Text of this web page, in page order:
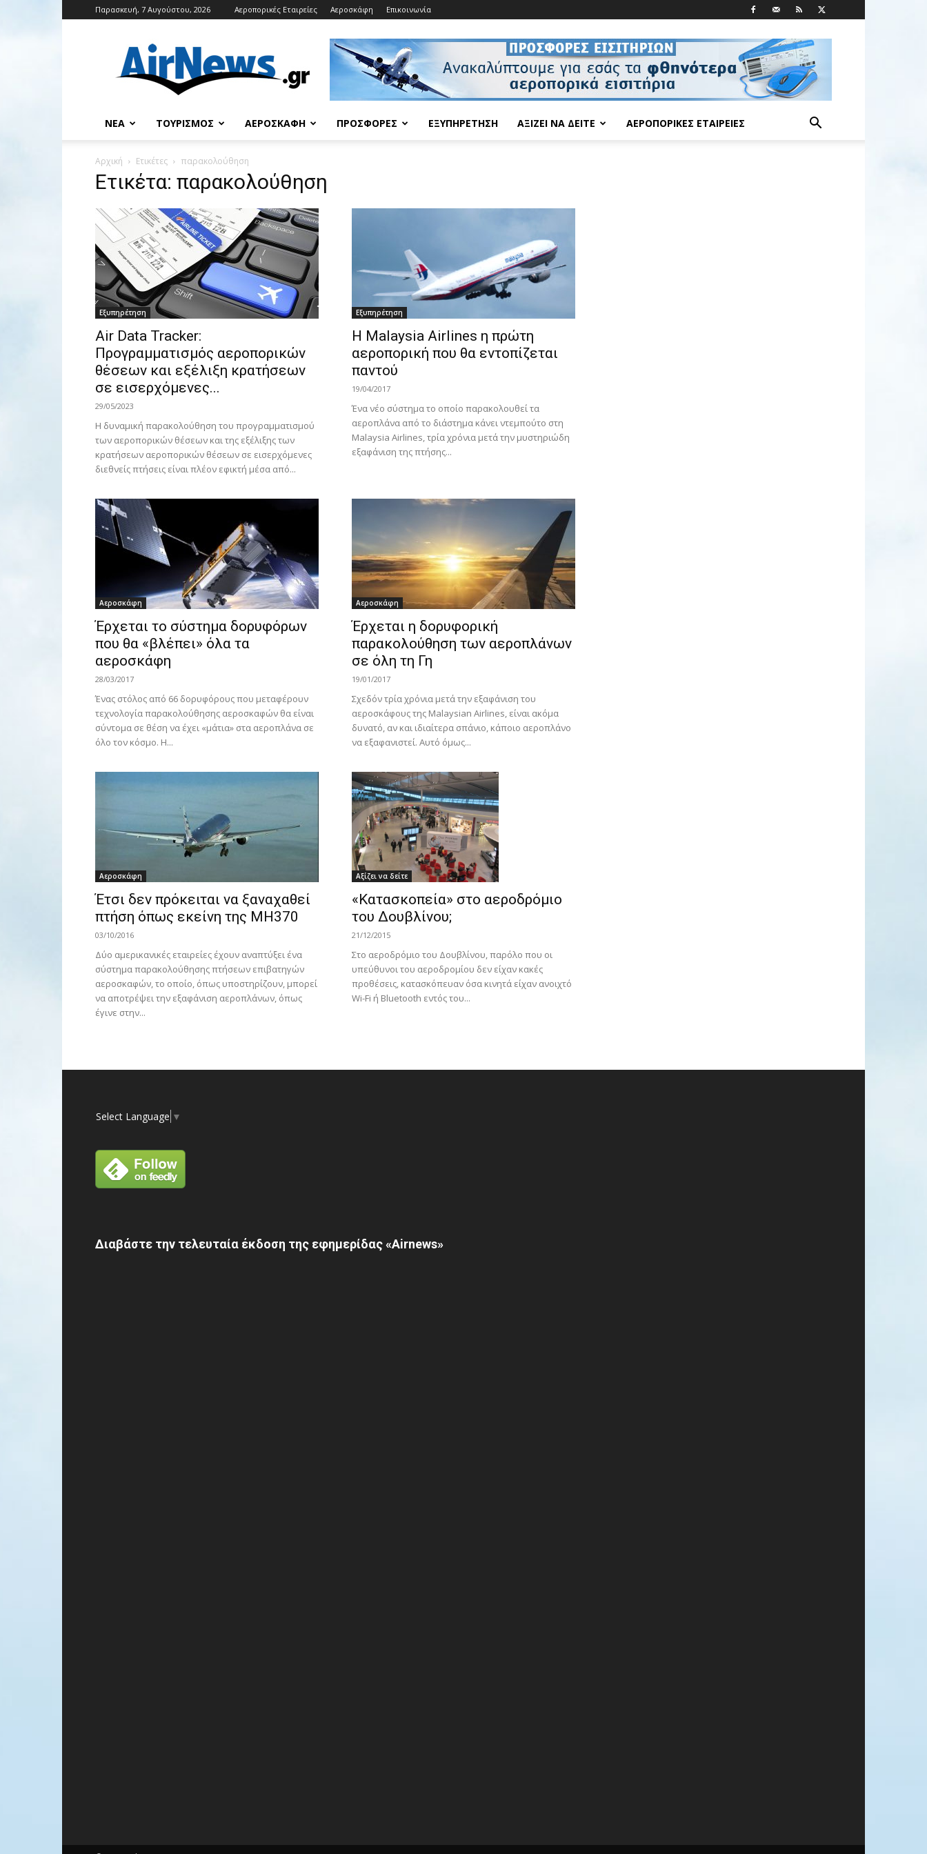
Παρασκευή, 7 Αυγούστου, 2026 Αεροπορικές Εταιρείες Αεροσκάφη Επικοινωνία
ΝΈΑ ΤΟΥΡΙΣΜΌΣ ΑΕΡΟΣΚΆΦΗ ΠΡΟΣΦΟΡΈΣ ΕΞΥΠΗΡΈΤΗΣΗ ΑΞΊΖΕΙ ΝΑ ΔΕΊΤΕ ΑΕΡΟΠΟΡΙΚΈΣ ΕΤΑΙΡΕΊΕΣ
Αρχική Ετικέτες παρακολούθηση
Ετικέτα: παρακολούθηση
Εξυπηρέτηση
Air Data Tracker:
Προγραμματισμός αεροπορικών
θέσεων και εξέλιξη κρατήσεων
σε εισερχόμενες...
29/05/2023
Η δυναμική παρακολούθηση του προγραμματισμού
των αεροπορικών θέσεων και της εξέλιξης των
κρατήσεων αεροπορικών θέσεων σε εισερχόμενες
διεθνείς πτήσεις είναι πλέον εφικτή μέσα από...
Εξυπηρέτηση
Η Malaysia Airlines η πρώτη
αεροπορική που θα εντοπίζεται
παντού
19/04/2017
Ένα νέο σύστημα το οποίο παρακολουθεί τα
αεροπλάνα από το διάστημα κάνει ντεμπούτο στη
Malaysia Airlines, τρία χρόνια μετά την μυστηριώδη
εξαφάνιση της πτήσης...
Αεροσκάφη
Έρχεται το σύστημα δορυφόρων
που θα «βλέπει» όλα τα
αεροσκάφη
28/03/2017
Ένας στόλος από 66 δορυφόρους που μεταφέρουν
τεχνολογία παρακολούθησης αεροσκαφών θα είναι
σύντομα σε θέση να έχει «μάτια» στα αεροπλάνα σε
όλο τον κόσμο. Η...
Αεροσκάφη
Έρχεται η δορυφορική
παρακολούθηση των αεροπλάνων
σε όλη τη Γη
19/01/2017
Σχεδόν τρία χρόνια μετά την εξαφάνιση του
αεροσκάφους της Malaysian Airlines, είναι ακόμα
δυνατό, αν και ιδιαίτερα σπάνιο, κάποιο αεροπλάνο
να εξαφανιστεί. Αυτό όμως...
Αεροσκάφη
Έτσι δεν πρόκειται να ξαναχαθεί
πτήση όπως εκείνη της ΜΗ370
03/10/2016
Δύο αμερικανικές εταιρείες έχουν αναπτύξει ένα
σύστημα παρακολούθησης πτήσεων επιβατηγών
αεροσκαφών, το οποίο, όπως υποστηρίζουν, μπορεί
να αποτρέψει την εξαφάνιση αεροπλάνων, όπως
έγινε στην...
Αξίζει να δείτε
«Κατασκοπεία» στο αεροδρόμιο
του Δουβλίνου;
21/12/2015
Στο αεροδρόμιο του Δουβλίνου, παρόλο που οι
υπεύθυνοι του αεροδρομίου δεν είχαν κακές
προθέσεις, κατασκόπευαν όσα κινητά είχαν ανοιχτό
Wi-Fi ή Bluetooth εντός του...
Select Language ▼
Διαβάστε την τελευταία έκδοση της εφημερίδας «Airnews»